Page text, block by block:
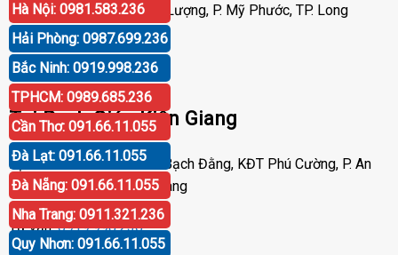
Địa chỉ: Số 417 Phạm Cự Lượng, P. Mỹ Phước, TP. Long
Xuyên, An Giang
Tư vấn:0919.998.236
Tại Rạch Giá - Kiên Giang
Địa chỉ: P30 Căn 07 Trần Bạch Đằng, KĐT Phú Cường, P. An
Hòa, TP. Rạch Giá, Kiên Giang
Tư vấn:0919.998.236
Hà Nội: 0981.583.236
Hải Phòng: 0987.699.236
Bắc Ninh: 0919.998.236
TPHCM: 0989.685.236
Cần Thơ: 091.66.11.055
Đà Lạt: 091.66.11.055
Đà Nẵng: 091.66.11.055
Nha Trang: 0911.321.236
Quy Nhơn: 091.66.11.055